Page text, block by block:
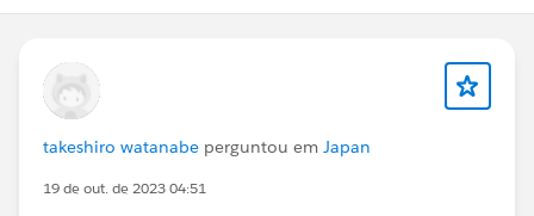
takeshiro watanabe perguntou em Japan
19 de out. de 2023 04:51